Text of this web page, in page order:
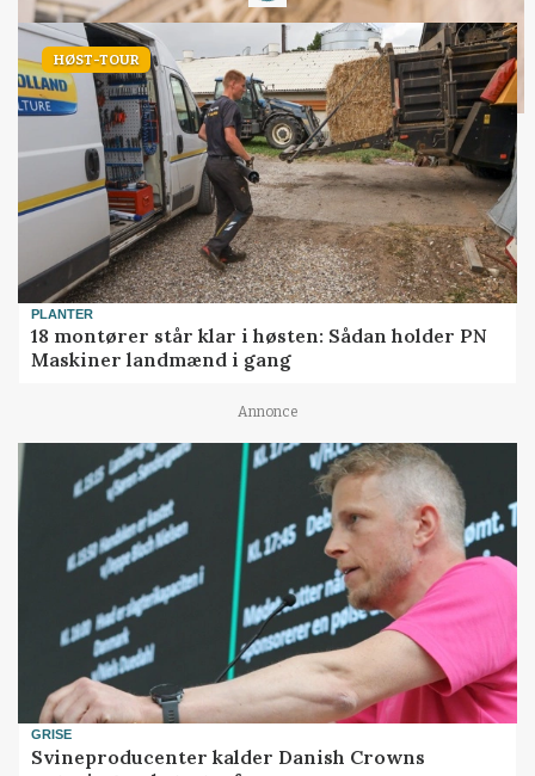
HØST-TOUR
PLANTER
18 montører står klar i høsten: Sådan holder PN
Maskiner landmænd i gang
Annonce
GRISE
Svineproducenter kalder Danish Crowns